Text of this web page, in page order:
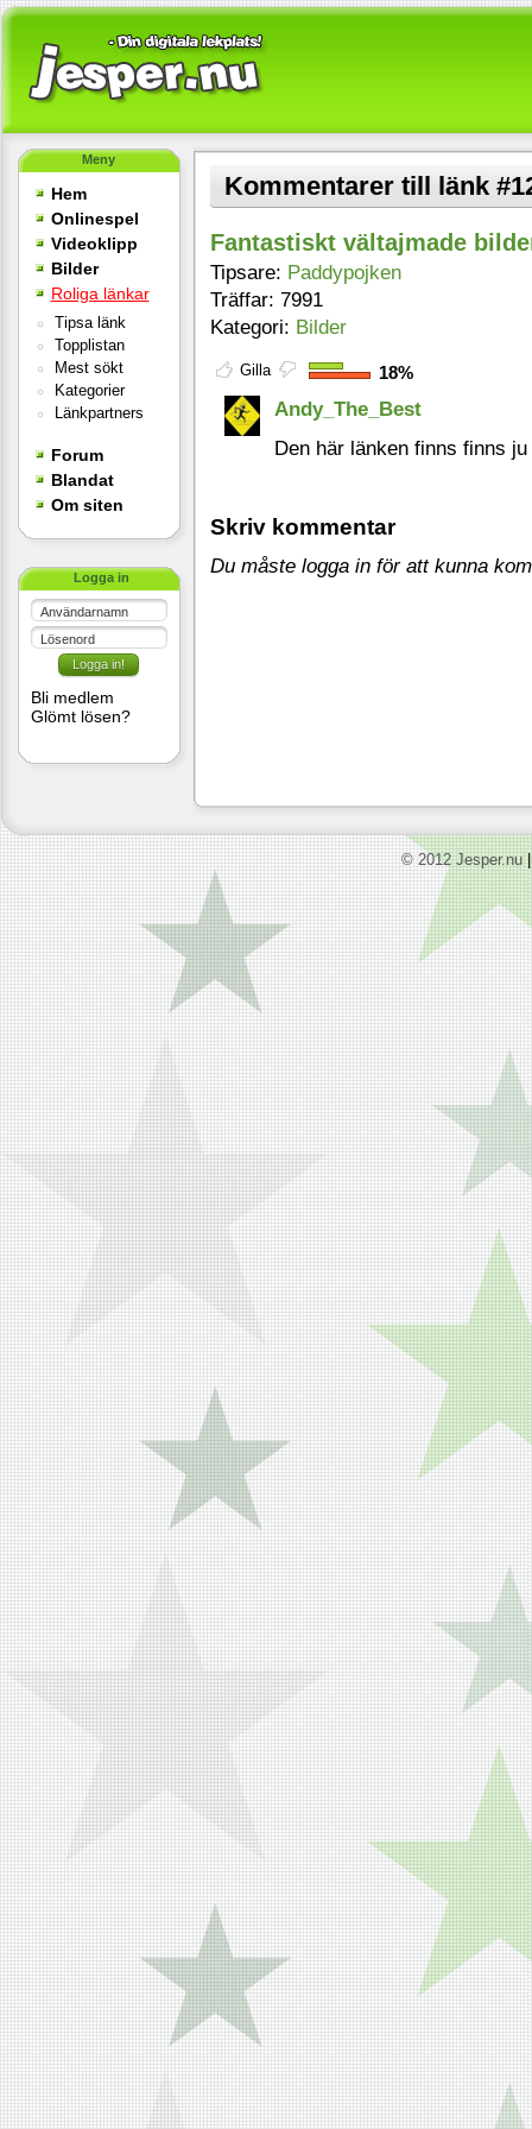
Meny
Hem
Onlinespel
Videoklipp
Bilder
Roliga länkar
Tipsa länk
Topplistan
Mest sökt
Kategorier
Länkpartners
Forum
Blandat
Om siten
Logga in
Användarnamn
Lösenord
Bli medlem
Glömt lösen?
Kommentarer till länk
Fantastiskt vältajmade
Tipsare: Paddypojken
Träffar: 7991
Kategori: Bilder
Gilla 18%
Andy_The_Best
Den här länken finns finns
Skriv kommentar
Du måste logga in för att kunna
© 2012 Jesper.nu